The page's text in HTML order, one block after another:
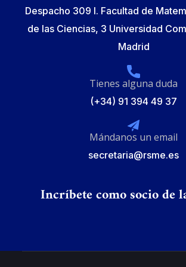
Despacho 309 I. Facultad de
de las Ciencias, 3 Universidad
Madrid
Tienes alguna duda
(+34) 91 394 49 37
Mándanos un email
secretaria@rsme.es
Incríbete como socio de